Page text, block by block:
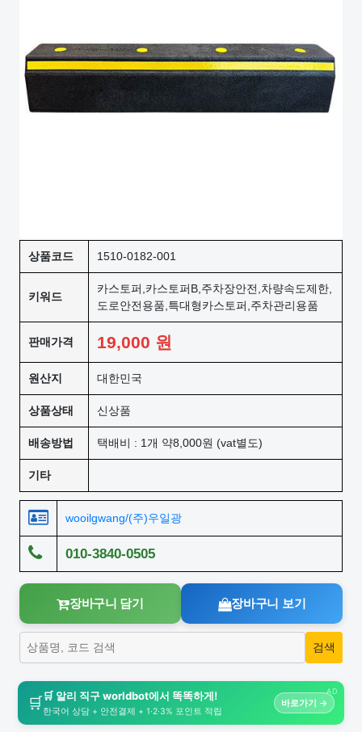
상품코드 1510-0182-001
키워드
카스토퍼,카스토퍼B,주차장안전,차량속도제한,
도로안전용품,특대형카스토퍼,주차관리용품
판매가격 19,000 원
원산지 대한민국
상품상태 신상품
배송방법 택배비 : 1개 약8,000원 (vat별도)
기타
wooilgwang/(주)우일광
010-3840-0505
장바구니 담기 장바구니 보기
AD
🛒🛒 알리 직구 worldbot에서 똑똑하게!
한국어 상담 + 안전결제 + 1·2·3% 포인트 적립
바로가기 →